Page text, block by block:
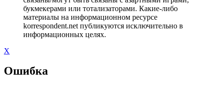
букмекерами или тотализаторами. Какие-либо
материалы на информационном ресурсе
korrespondent.net публикуются исключительно в
информационных целях.
X
Ошибка